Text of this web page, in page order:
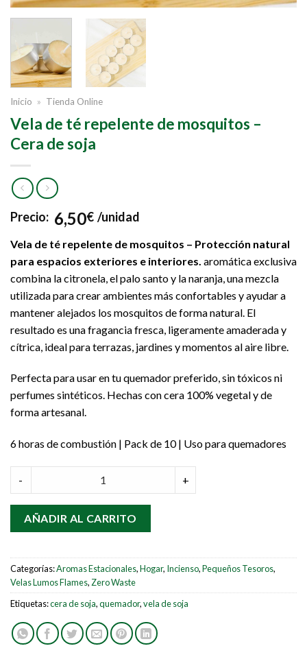
Inicio » Tienda Online
Vela de té repelente de mosquitos –
Cera de soja
Precio: 6,50€ /unidad
Vela de té repelente de mosquitos – Protección natural
para espacios exteriores e interiores aromática exclusiva
combina la citronela, el palo santo y la naranja, una mezcla
utilizada para crear ambientes más confortables y ayudar a
mantener alejados los mosquitos de forma natural. El
resultado es una fragancia fresca, ligeramente amaderada y
cítrica, ideal para terrazas, jardines y momentos al aire libre.
Perfecta para usar en tu quemador preferido, sin tóxicos ni
perfumes sintéticos. Hechas con cera 100% vegetal y de
forma artesanal.
6 horas de combustión | Pack de 10 | Uso para quemadores
- +
AÑADIR AL CARRITO
Categorías:Aromas Estacionales,Hogar, Incienso,Pequeños Tesoros,
Velas Lumos Flames, Zero Waste
Etiquetas:cera de soja,quemador,vela de soja